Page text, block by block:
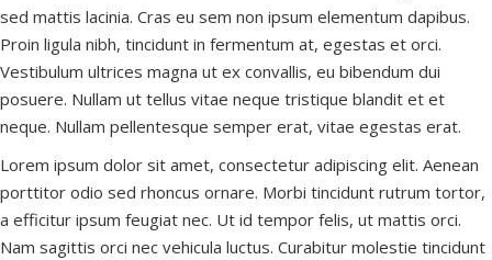
sed mattis lacinia. Cras eu sem non ipsum elementum dapibus.
Proin ligula nibh, tincidunt in fermentum at, egestas et orci.
Vestibulum ultrices magna ut ex convallis, eu bibendum dui
posuere. Nullam ut tellus vitae neque tristique blandit et et
neque. Nullam pellentesque semper erat, vitae egestas erat.
Lorem ipsum dolor sit amet, consectetur adipiscing elit. Aenean
porttitor odio sed rhoncus ornare. Morbi tincidunt rutrum tortor,
a efficitur ipsum feugiat nec. Ut id tempor felis, ut mattis orci.
Nam sagittis orci nec vehicula luctus. Curabitur molestie tincidunt